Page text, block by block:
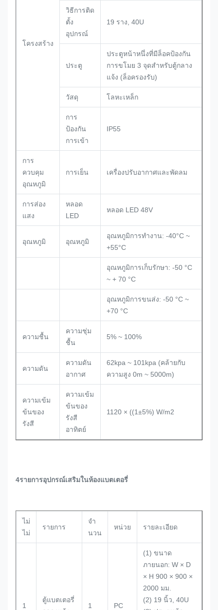
โครงสร้าง
วิธีการติด
ตั้ง
อุปกรณ์
19 ราง, 40U
ประตู
ประตูหน้าหนึ่งที่มีล็อคป้องกัน
การขโมย 3 จุดสําหรับตู้กลาง
แจ้ง (ล็อครองรับ)
วัสดุ โลหะเหล็ก
การ
ป้องกัน
การเข้า
IP55
การ
ควบคุม
อุณหภูมิ
การเย็น เครื่องปรับอากาศและพัดลม
การส่อง
แสง
หลอด
LED
หลอด LED 48V
อุณหภูมิ อุณหภูมิ
อุณหภูมิการทํางาน: -40°C ~
+55°C
อุณหภูมิการเก็บรักษา: -50 °C
~ + 70 °C
อุณหภูมิการขนส่ง: -50 °C ~
+70 °C
ความชื้น
ความชุ่ม
ชื้น
5% ~ 100%
ความดัน
ความดัน
อากาศ
62kpa ~ 101kpa (คล้ายกับ
ความสูง 0m ~ 5000m)
ความเข้ม
ข้นของ
รังสี
ความเข้ม
ข้นของ
รังสี
อาทิตย์
1120 × ((1±5%) W/m2
4รายการอุปกรณ์เสริมในห้องแบตเตอรี่
ไม่
ไม่
รายการ
จํา
นวน
หน่วย รายละเอียด
1
ตู้แบตเตอรี่
1 PC
(1) ขนาด
ภายนอก: W × D
× H 900 × 900 ×
2000 มม.
(2) 19 นิ้ว, 40U